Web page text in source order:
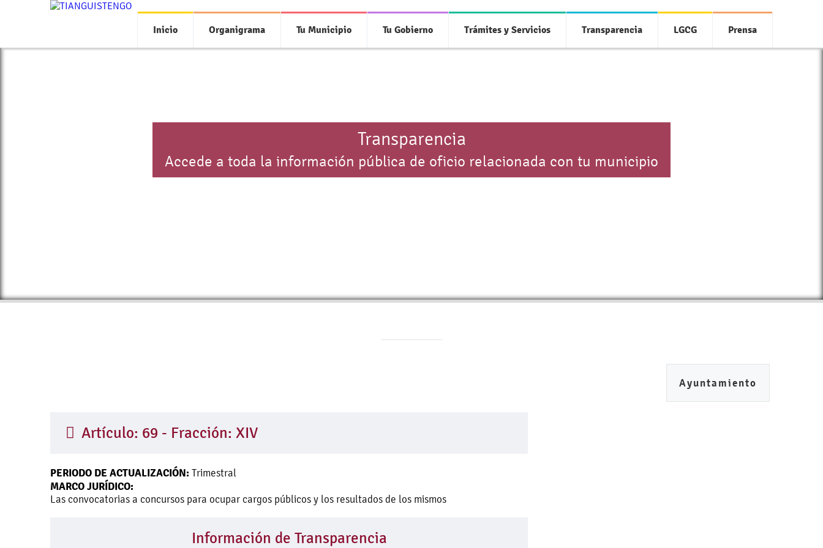
Inicio Organigrama Tu Municipio Tu Gobierno Trámites y Servicios Transparencia LGCG Prensa
Transparencia
Accede a toda la información pública de oficio relacionada con tu municipio
Ayuntamiento
Artículo: 69 - Fracción: XIV
PERIODO DE ACTUALIZACIÓN: Trimestral
MARCO JURÍDICO:
Las convocatorias a concursos para ocupar cargos públicos y los resultados de los mismos
Información de Transparencia